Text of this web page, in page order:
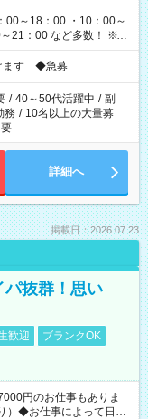
00～18：00 ・10：00～
多数！ ※お
ます ◆急募
/ 40～50代活躍中 / 副
務 / 10名以上の大量募
詳細へ
掲載日：2026.07.23
パ抜群！思い
歓迎
ブランクOK
円のお仕事もありま
）◆お仕事によって日給